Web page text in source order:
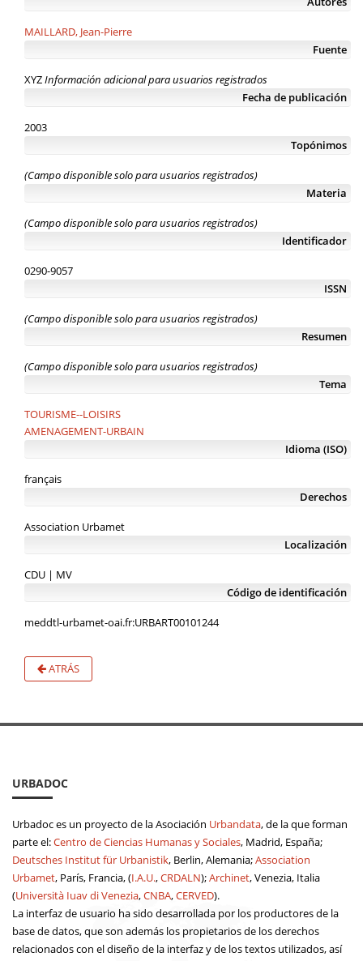
MAILLARD, Jean-Pierre
Fuente
XYZInformación adicional para usuarios registrados
Fecha de publicación
2003
Topónimos
(Campo disponible solo para usuarios registrados)
Materia
(Campo disponible solo para usuarios registrados)
Identificador
0290-9057
ISSN
(Campo disponible solo para usuarios registrados)
Resumen
(Campo disponible solo para usuarios registrados)
Tema
TOURISME--LOISIRS
AMENAGEMENT-URBAIN
Idioma (ISO)
français
Derechos
Association Urbamet
Localización
CDU | MV
Código de identificación
meddtl-urbamet-oai.fr:URBART00101244
ATRÁS
URBADOC
Urbadoc es un proyecto de la Asociación Urbandata, de la que forman
parte el:Centro de Ciencias Humanas y Sociales, Madrid, España;
Deutsches Institut für Urbanistik, Berlin, Alemania;Association
Urbamet, París, Francia, (I.A.U.,CRDALN);Archinet, Venezia, Italia
(Università Iuav di Venezia,CNBA,CERVED).
La interfaz de usuario ha sido desarrollada por los productores de la
base de datos, que son además los propietarios de los derechos
relacionados con el diseño de la interfaz y de los textos utilizados, así